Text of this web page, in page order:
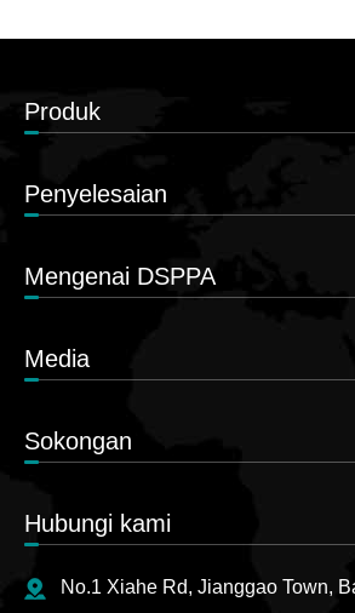
Produk
Penyelesaian
Mengenai DSPPA
Media
Sokongan
Hubungi kami
No.1 Xiahe Rd, Jianggao Town,